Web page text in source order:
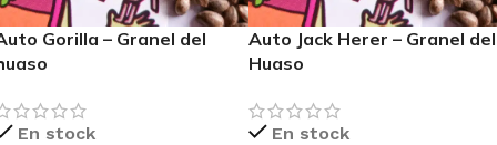
Gorilla – Granel del
En stock
Auto Jack Herer – Granel del
Huaso
En stock